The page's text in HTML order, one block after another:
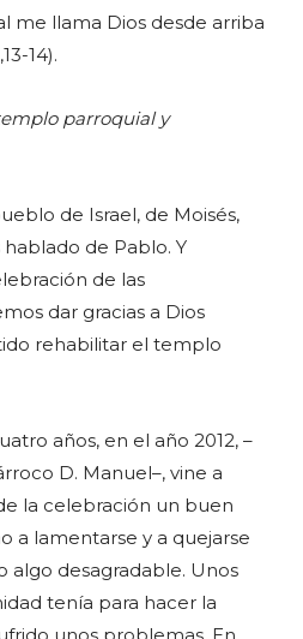
me llama Dios desde arriba
14).
parroquial y
de Israel, de Moisés,
de Pablo. Y
de las
dar gracias a Dios
rehabilitar el templo
años, en el año 2012, –
D. Manuel–, vine a
la celebración un buen
a lamentarse y a quejarse
algo desagradable. Unos
tenía para hacer la